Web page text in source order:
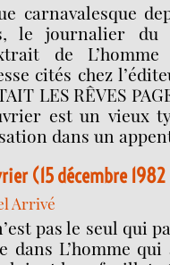
carnavalesque
le journalier du
de
cités chez
LES RÊVES
est un vieux
dans un
(15 décembre
Arrivé
pas le seul qui
dans L’homme qui